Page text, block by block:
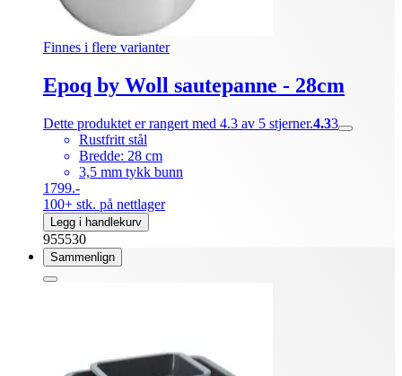
Finnes i flere varianter
Epoq by Woll sautepanne - 28cm
Dette produktet er rangert med 4.3 av 5 stjerner.4.33
Rustfritt stål
Bredde: 28 cm
3,5 mm tykk bunn
1799.-
100+ stk. på nettlager
Legg i handlekurv
955530
Sammenlign